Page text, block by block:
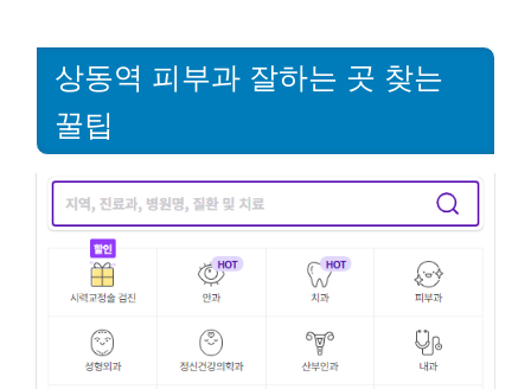
상동역 피부과 잘하는 곳 찾는
꿀팁